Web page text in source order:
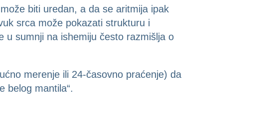
biti uredan, a da se aritmija ipak
srca može pokazati strukturu i
u sumnji na ishemiju često razmišlja o
merenje ili 24-časovno praćenje) da
belog mantila“.